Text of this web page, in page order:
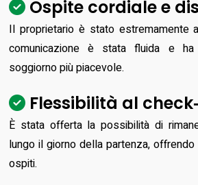
Ospite cordiale e
Il proprietario è stato estremamente
comunicazione è stata fluida e
soggiorno più piacevole.
Flessibilità al
È stata offerta la possibilità di
lungo il giorno della partenza,
ospiti.